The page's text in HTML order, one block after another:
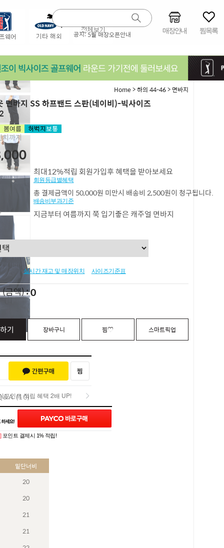
공지:5월 매장오픈안내 매장안내 찜목록
Home>하의 44-46> 면바지
면바지 SS 하프밴드 스판(네이비)-빅사이즈
치까지
최대12%적립 회원가입후 혜택을 받아보세요
회원등급별혜택
총 결제금액이 50,000원 미만시 배송비 2,500원이 청구됩니다.
배송비부과기준
지금부터 여름까지 쭉 입기좋은 캐주얼 면바지
실시간 재고 및 매장위치 사이즈기준표
(금액) 0
기 장바구니 찜♡ 스마트픽업
포인트 적립 혜택 2배 UP!
포인트 적립 혜택 2배 UP!
포인트 결제시 1% 적립!
(10)
밑단너비
20
20
21
21